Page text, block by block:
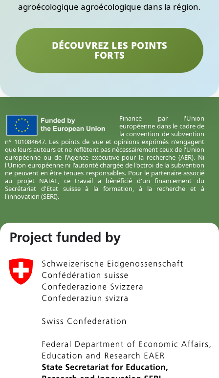
agroécologique agroécologique dans la région.
DÉCOUVREZ LES POINTS
FORTS
Financé par l'Union
européenne dans le cadre de
la convention de subvention
n° 101084647. Les points de vue et opinions exprimés n'engagent
que leurs auteurs et ne reflètent pas nécessairement ceux de l'Union
européenne ou de l'Agence exécutive pour la recherche (AER). Ni
l'Union européenne ni l'autorité chargée de l'octroi de la subvention
ne peuvent en être tenues responsables. Pour le partenaire associé
au projet NATAE, ce travail a bénéficié d'un financement du
Secrétariat d'Etat suisse à la formation, à la recherche et à
l'innovation (SERI).